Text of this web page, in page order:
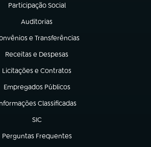
Participação Social
(abre em nova aba)
Auditorias
(abre em nova aba)
e Transferências
em nova aba)
Receitas e Despesas
(abre em nova aba)
Licitações e Contratos
(abre em nova aba)
Empregados Públicos
(abre em nova aba)
Classificadas
em nova aba)
SIC
(abre em nova aba)
Perguntas Frequentes
(abre em nova aba)